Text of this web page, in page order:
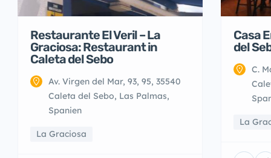
Restaurante El Veril – La
Graciosa: Restaurant in
Caleta del Sebo
Av. Virgen del Mar, 93, 95, 35540
Caleta del Sebo, Las Palmas,
Spanien
La Graciosa
Casa
del
C.
La